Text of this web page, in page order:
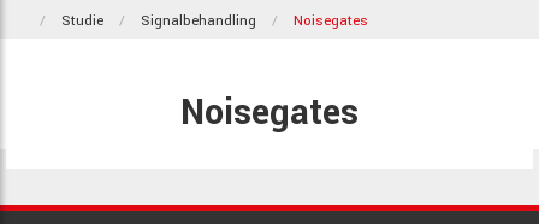
Studie Signalbehandling Noisegates
Noisegates